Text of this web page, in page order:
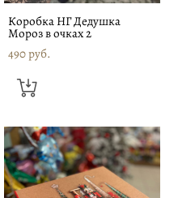
Коробка НГ Дедушка
Мороз в очках 2
490 pуб.